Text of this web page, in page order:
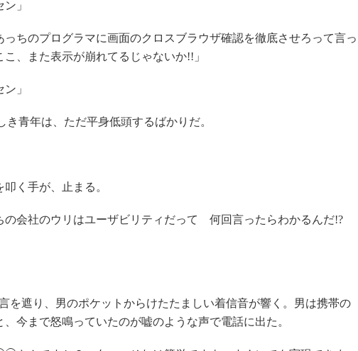
」
ちのプログラマに画面のクロスブラウザ確認を徹底させろって言っ
、また表示が崩れてるじゃないか!!」
」
青年は、ただ平身低頭するばかりだ。
く手が、止まる。
会社のウリはユーザビリティだって 何回言ったらわかるんだ!?
を遮り、男のポケットからけたたましい着信音が響く。男は携帯の
今まで怒鳴っていたのが嘘のような声で電話に出た。